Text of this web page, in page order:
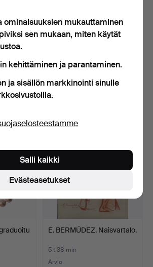
KALASTUSVENEITÄ. ÖLJY
PUULEVYLLE. LUKUKELV…
5 t 24 min
Arvio
E. BERMÚDEZ. Naisvartalo.
5 t 38 min
Arvio
ominaisuuksien mukauttaminen
sen mukaan, miten käytät
kehittäminen ja parantaminen.
ja sisällön markkinointi sinulle
Evästeasetukset
Salli kaikki